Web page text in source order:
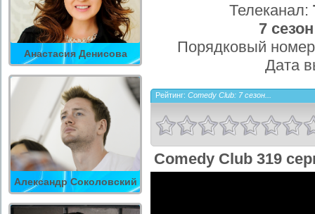
Анастасия Денисова
Александр Соколовский
Телеканал:
7 сезон
Порядковый
Дата
Рейтинг: Comedy Club: 7 сезон...
Comedy Club 319